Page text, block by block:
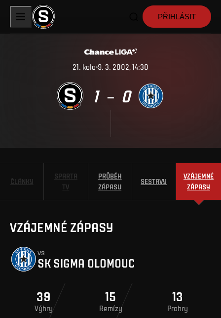
PŘIHLÁSIT
21. kolo 9. 3. 2002, 14:30
1 – 0
ČLÁNKY
SPARTA
TV
PRŮBĚH
ZÁPASU
SESTAVY
VZÁJEMNÉ
ZÁPASY
VZÁJEMNÉ ZÁPASY
vs
SK SIGMA OLOMOUC
39
Výhry
15
Remízy
13
Prohry